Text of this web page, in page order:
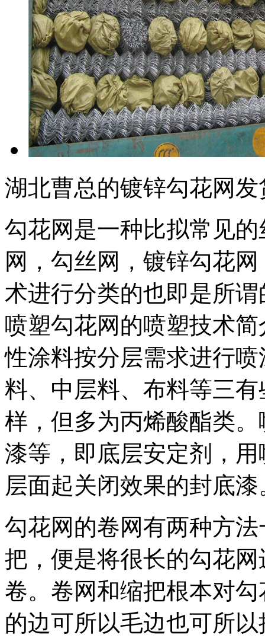
湖北曹总的镀锌勾花网发
勾花网是一种比拟常见
网，勾丝网，镀锌勾花
术进行分类的也即是所
喷塑勾花网的喷塑技术
性涂料按分层需求进行
料、中层料、布料等三
样，但多为丙烯酸酯类
漆等，即底层安定剂，
层面起关闭效果的封底漆
勾花网的卷网有两种方
把，便是将很长的勾花
卷。卷网和缩把根本对
的边可所以毛边也可所